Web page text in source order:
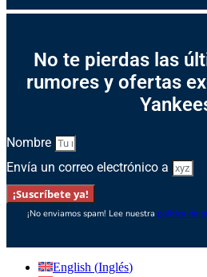
No te pierdas las
rumores y ofertas
Nombre
Envía un correo electrónico a
¡Suscríbete ya!
¡No enviamos spam! Lee nuestra política de
English (Inglés)